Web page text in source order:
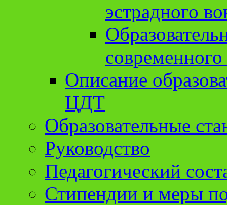
эстрадного
Описание
ЦДТ
Образовательные
Руководство
Педагогический
Стипендии и меры